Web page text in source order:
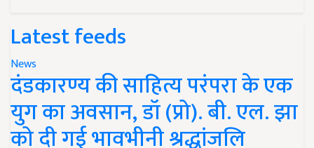
Latest feeds
News
दंडकारण्य की साहित्य परंपरा के एक
युग का अवसान, डॉ (प्रो). बी. एल. झा
को दी गई भावभीनी श्रद्धांजलि